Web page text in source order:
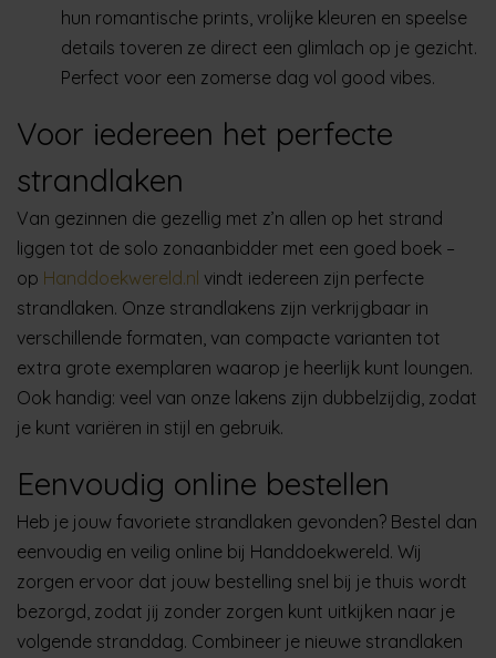
hun romantische prints, vrolijke kleuren en speelse
details toveren ze direct een glimlach op je gezicht.
Perfect voor een zomerse dag vol good vibes.
Voor iedereen het perfecte
strandlaken
Van gezinnen die gezellig met z’n allen op het strand
liggen tot de solo zonaanbidder met een goed boek –
op Handdoekwereld.nl vindt iedereen zijn perfecte
strandlaken. Onze strandlakens zijn verkrijgbaar in
verschillende formaten, van compacte varianten tot
extra grote exemplaren waarop je heerlijk kunt loungen.
Ook handig: veel van onze lakens zijn dubbelzijdig, zodat
je kunt variëren in stijl en gebruik.
Eenvoudig online bestellen
Heb je jouw favoriete strandlaken gevonden? Bestel dan
eenvoudig en veilig online bij Handdoekwereld. Wij
zorgen ervoor dat jouw bestelling snel bij je thuis wordt
bezorgd, zodat jij zonder zorgen kunt uitkijken naar je
volgende stranddag. Combineer je nieuwe strandlaken